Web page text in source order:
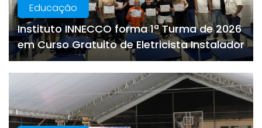
Educação
Instituto INNECCO forma 1ª Turma de 2026
em Curso Gratuito de Eletricista Instalador